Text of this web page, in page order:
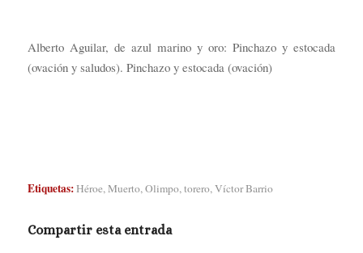
Alberto Aguilar, de azul marino y oro: Pinchazo y estocada
(ovación y saludos). Pinchazo y estocada (ovación)
Etiquetas:Héroe,Muerto,Olimpo,torero,Víctor Barrio
Compartir esta entrada